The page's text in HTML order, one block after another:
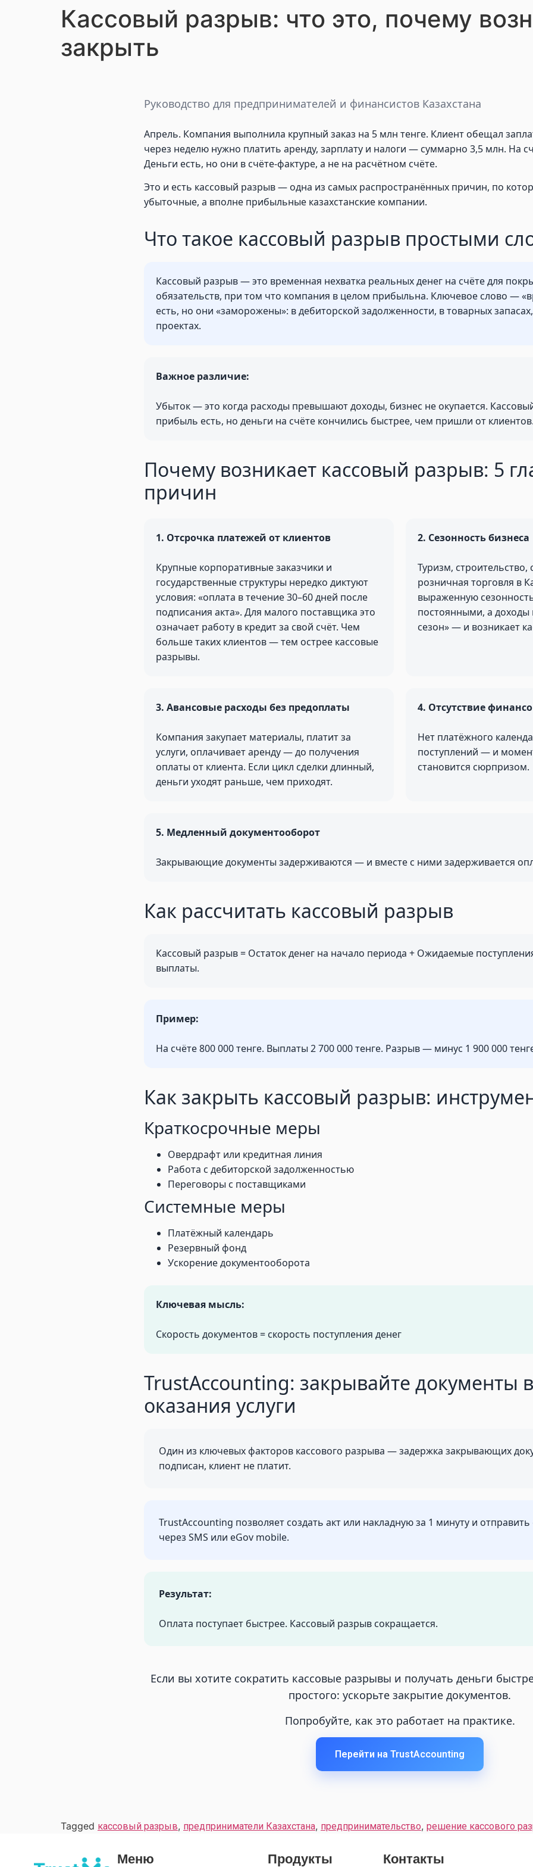
Кассовый разрыв: что это, почему
закрыть
Руководство для предпринимателей и финансистов Казахстана
Апрель. Компания выполнила крупный заказ на 5 млн тенге. Клиент обещал
через неделю нужно платить аренду, зарплату и налоги — суммарно 3,5 млн. На
Деньги есть, но они в счёте-фактуре, а не на расчётном счёте.
Это и есть кассовый разрыв — одна из самых распространённых причин, по
убыточные, а вполне прибыльные казахстанские компании.
Что такое кассовый разрыв простыми
Кассовый разрыв — это временная нехватка реальных денег на счёте для
обязательств, при том что компания в целом прибыльна. Ключевое слово —
есть, но они «заморожены»: в дебиторской задолженности, в товарных
проектах.
Важное различие:
Убыток — это когда расходы превышают доходы, бизнес не окупается.
прибыль есть, но деньги на счёте кончились быстрее, чем пришли от
Почему возникает кассовый разрыв: 5
причин
1. Отсрочка платежей от клиентов
Крупные корпоративные заказчики и
государственные структуры нередко диктуют
условия: «оплата в течение 30–60 дней после
подписания акта». Для малого поставщика это
означает работу в кредит за свой счёт. Чем
больше таких клиентов — тем острее кассовые
разрывы.
2. Сезонность бизнеса
Туризм, строительство,
розничная торговля в
выраженную
постоянными, а доходы
сезон» — и возникает
3. Авансовые расходы без предоплаты
Компания закупает материалы, платит за
услуги, оплачивает аренду — до получения
оплаты от клиента. Если цикл сделки длинный,
деньги уходят раньше, чем приходят.
4. Отсутствие
Нет платёжного
поступлений — и
становится сюрпризом.
5. Медленный документооборот
Закрывающие документы задерживаются — и вместе с ними задерживается
Как рассчитать кассовый разрыв
Кассовый разрыв = Остаток денег на начало периода + Ожидаемые
выплаты.
Пример:
На счёте 800 000 тенге. Выплаты 2 700 000 тенге. Разрыв — минус 1 900 000
Как закрыть кассовый разрыв:
Краткосрочные меры
Овердрафт или кредитная линия
Работа с дебиторской задолженностью
Переговоры с поставщиками
Системные меры
Платёжный календарь
Резервный фонд
Ускорение документооборота
Ключевая мысль:
Скорость документов = скорость поступления денег
TrustAccounting: закрывайте документы
оказания услуги
Один из ключевых факторов кассового разрыва — задержка закрывающих
подписан, клиент не платит.
TrustAccounting позволяет создать акт или накладную за 1 минуту и
через SMS или eGov mobile.
Результат:
Оплата поступает быстрее. Кассовый разрыв сокращается.
Если вы хотите сократить кассовые разрывы и получать деньги
простого: ускорьте закрытие документов.
Попробуйте, как это работает на практике.
Перейти на TrustAccounting
Tagged кассовый разрыв, предприниматели Казахстана, предпринимательство, решение кассового
Меню Продукты Контакты